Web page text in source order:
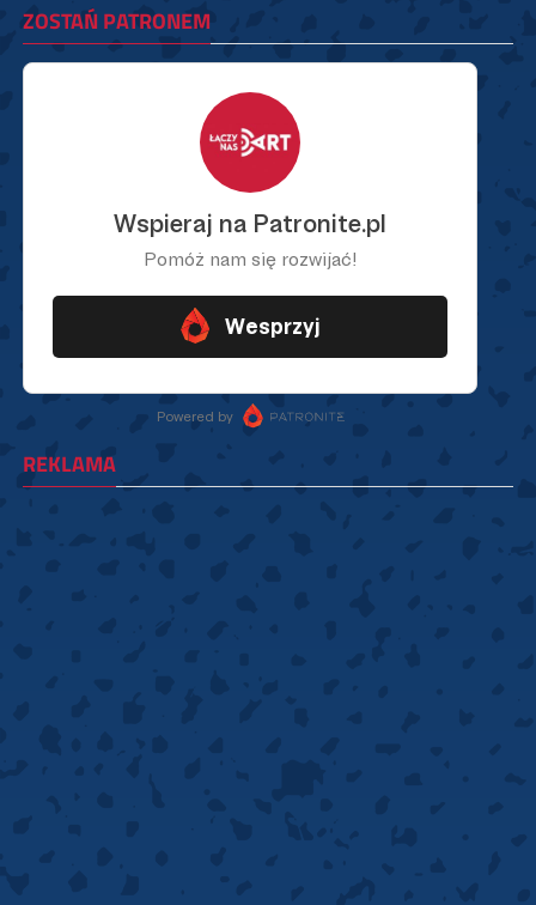
ZOSTAŃ PATRONEM
REKLAMA